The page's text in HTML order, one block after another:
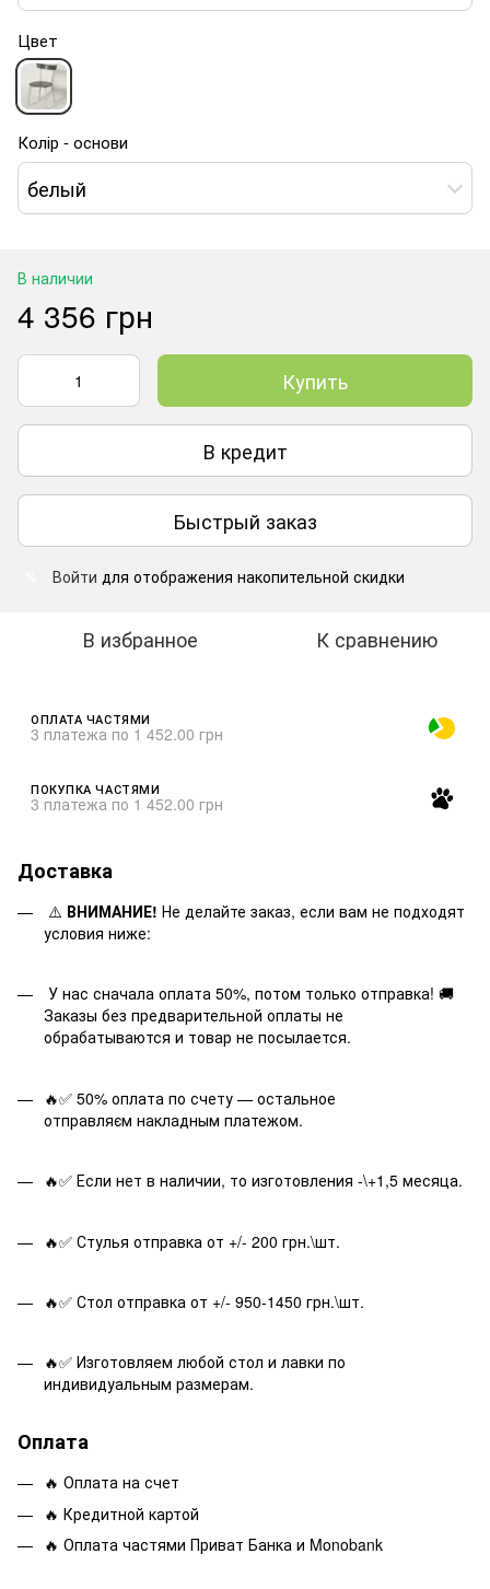
Цвет
Колір - основи
белый
В наличии
4 356 грн
Купить
В кредит
Быстрый заказ
Войти для отображения накопительной скидки
В избранное К сравнению
ОПЛАТА ЧАСТЯМИ
3 платежа по 1 452.00 грн
ПОКУПКА ЧАСТЯМИ
3 платежа по 1 452.00 грн
Доставка
⚠️ ВНИМАНИЕ! Не делайте заказ, если вам не подходят
условия ниже:
У нас сначала оплата 50%, потом только отправка! 🚚
Заказы без предварительной оплаты не
обрабатываются и товар не посылается.
🔥✅ 50% оплата по счету — остальное
отправляєм накладным платежом.
🔥✅ Если нет в наличии, то изготовления -\+1,5 месяца.
🔥✅ Стулья отправка от +/- 200 грн.\шт.
🔥✅ Стол отправка от +/- 950-1450 грн.\шт.
🔥✅ Изготовляем любой стол и лавки по
индивидуальным размерам.
Оплата
🔥 Оплата на счет
🔥 Кредитной картой
🔥 Оплата частями Приват Банка и Monobank